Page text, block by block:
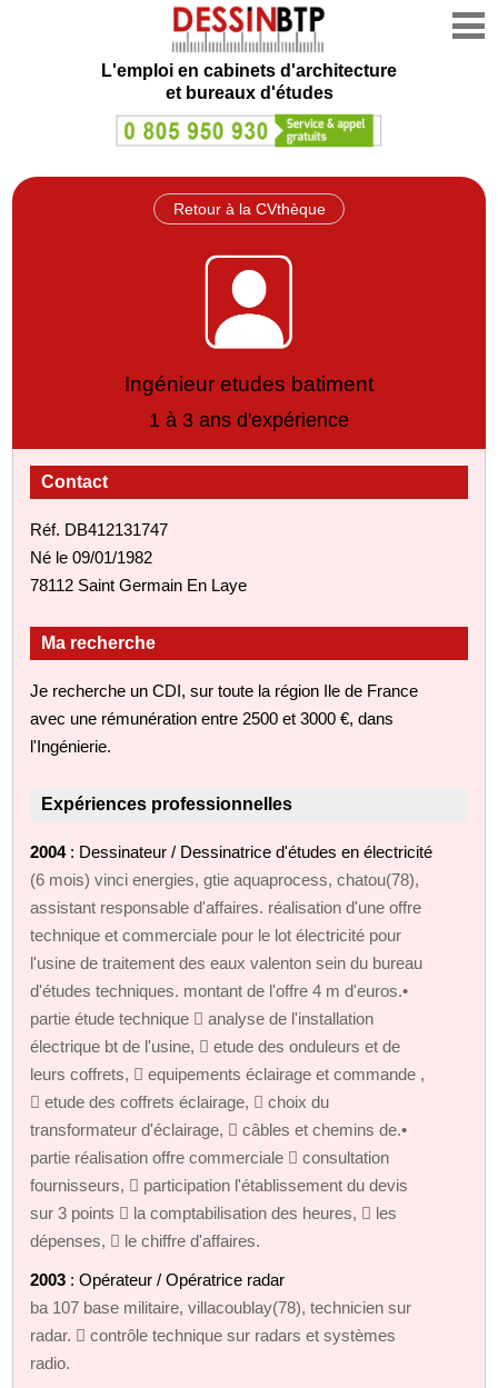
L'emploi en cabinets d'architecture
et bureaux d'études
Retour à la CVthèque
Ingénieur etudes batiment
1 à 3 ans d'expérience
Contact
Réf. DB412131747
Né le 09/01/1982
78112 Saint Germain En Laye
Ma recherche
Je recherche un CDI, sur toute la région Ile de France
avec une rémunération entre 2500 et 3000 €, dans
l'Ingénierie.
Expériences professionnelles
2004: Dessinateur / Dessinatrice d'études en électricité
(6 mois) vinci energies, gtie aquaprocess, chatou(78),
assistant responsable d'affaires. réalisation d'une offre
technique et commerciale pour le lot électricité pour
l'usine de traitement des eaux valenton sein du bureau
d'études techniques. montant de l'offre 4 m d'euros.•
partie étude technique  analyse de l'installation
électrique bt de l'usine,  etude des onduleurs et de
leurs coffrets,  equipements éclairage et commande ,
 etude des coffrets éclairage,  choix du
transformateur d'éclairage,  câbles et chemins de.•
partie réalisation offre commerciale  consultation
fournisseurs,  participation l'établissement du devis
sur 3 points  la comptabilisation des heures,  les
dépenses,  le chiffre d'affaires.
2003 : Opérateur / Opératrice radar
ba 107 base militaire, villacoublay(78), technicien sur
radar.  contrôle technique sur radars et systèmes
radio.